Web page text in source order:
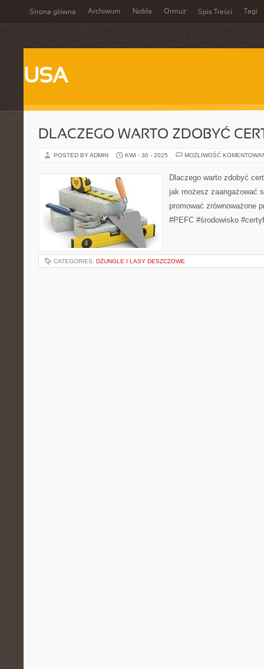
Strona główna Archiwum Nobla Ormuz Spis Treści Tagi
USA
DLACZEGO WARTO ZDOBYĆ
POSTED BY ADMIN KWI - 30 - 2025 MOŻLIWOŚĆ
Dlaczego warto zdobyć
jak możesz zaangażować
promować zrównoważone
#PEFC #środowisko
CATEGORIES: DŻUNGLE I LASY DESZCZOWE